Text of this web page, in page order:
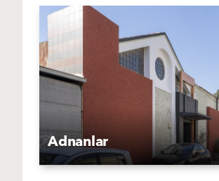
Adnanlar